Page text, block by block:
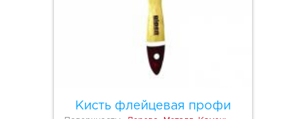
Кисть флейцевая профи